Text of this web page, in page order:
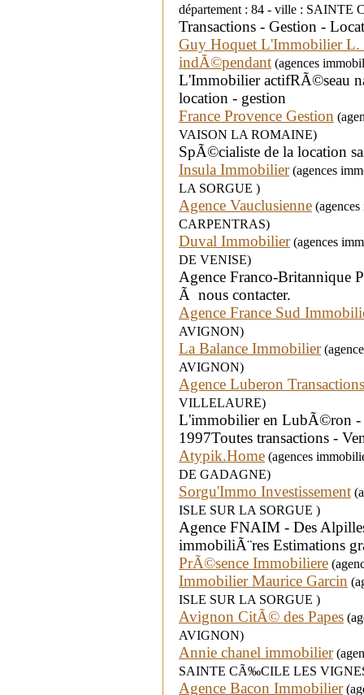
département : 84 - ville :
Transactions - Gestion -
Guy Hoquet L'Immobilier
indÃ©pendant (agences
L'Immobilier actifRÃ©seau
location - gestion
France Provence Gestion
VAISON LA ROMAINE)
SpÃ©cialiste de la location
Insula Immobilier(agences
LA SORGUE )
Agence Vauclusienne
CARPENTRAS)
Duval Immobilier(agences
DE VENISE)
Agence Franco-Britannique
Ã nous contacter.
Agence France Sud
AVIGNON)
La Balance Immobilier
AVIGNON)
Agence Luberon Transactions
VILLELAURE)
L'immobilier en LubÃ©ron -
1997Toutes transactions -
Atypik.Home (agences
DE GADAGNE)
Sorgu'Immo Investissement
ISLE SUR LA SORGUE )
Agence FNAIM - Des
immobiliÃ¨res Estimations
PrÃ©sence Immobiliere
Immobilier Maurice Garcin
ISLE SUR LA SORGUE )
Avignon CitÃ© des Papes
AVIGNON)
Annie chanel immobilier
SAINTE CÃ‰CILE LES
Agence Bacon Immobilier